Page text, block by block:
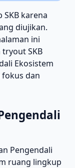
SKB karena
diujikan.
ini
SKB
Ekosistem
dan
Pengendali
ruang lingkup